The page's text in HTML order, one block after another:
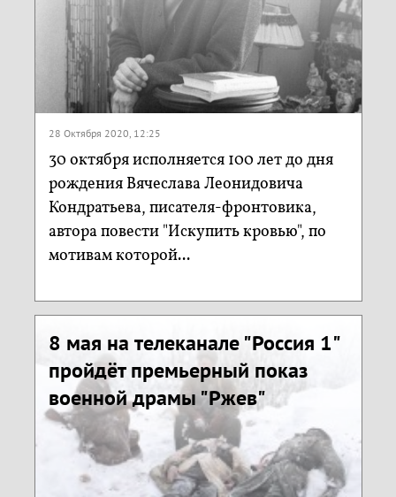
28 Октября 2020, 12:25
30 октября исполняется 100 лет до дня
рождения Вячеслава Леонидовича
Кондратьева, писателя-фронтовика,
автора повести "Искупить кровью", по
мотивам которой...
8 мая на телеканале "Россия 1"
пройдёт премьерный показ
военной драмы "Ржев"